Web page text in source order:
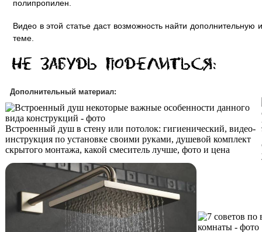
полипропилен.
Видео в этой статье даст возможность найти
теме.
Дополнительный материал:
Встроенный душ в стену или потолок: гигиенический, видео-
инструкция по установке своими руками, душевой комплект
скрытого монтажа, какой смеситель лучше, фото и цена